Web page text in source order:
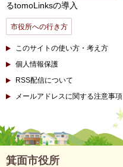
るtomoLinksの導入
市役所への行き方
このサイトの使い方・考え方
個人情報保護
RSS配信について
メールアドレスに関する注意事項
箕面市役所